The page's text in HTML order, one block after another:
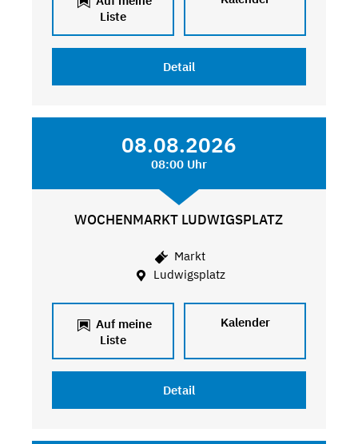
Liste
Detail
08.08.2026
08:00 Uhr
WOCHENMARKT LUDWIGSPLATZ
Markt
Ludwigsplatz
Auf meine
Liste
Kalender
Detail